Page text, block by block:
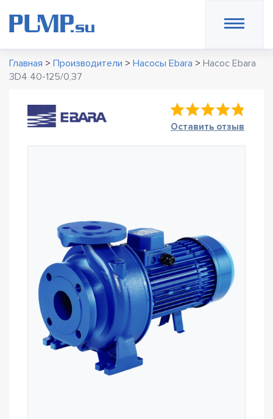
Главная > Производители > Насосы Ebara > Насос Ebara
3D4 40-125/0,37
Оставить отзыв